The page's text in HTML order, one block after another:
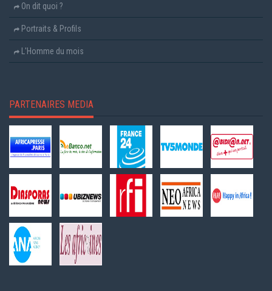
On dit quoi ?
Portraits & Profils
L'Homme du mois
PARTENAIRES MEDIA